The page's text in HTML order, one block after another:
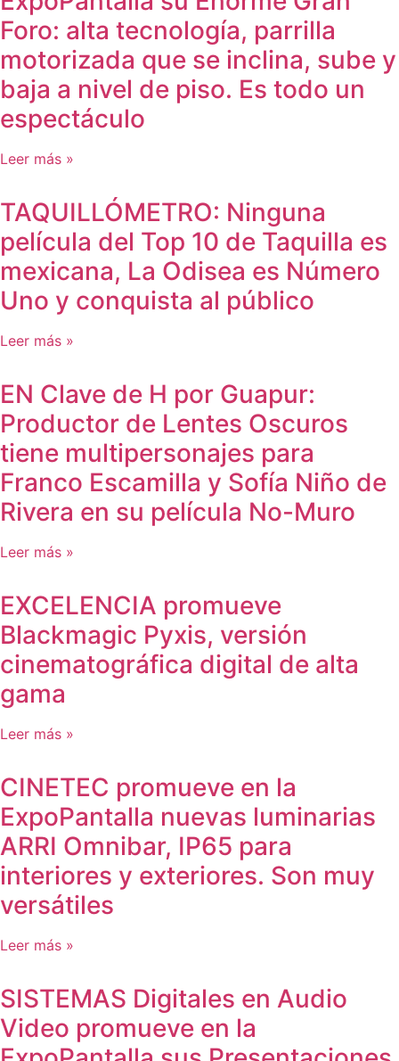
Foro: alta tecnología, parrilla
motorizada que se inclina, sube y
baja a nivel de piso. Es todo un
espectáculo
Leer más »
TAQUILLÓMETRO: Ninguna
película del Top 10 de Taquilla es
mexicana, La Odisea es Número
Uno y conquista al público
Leer más »
EN Clave de H por Guapur:
Productor de Lentes Oscuros
tiene multipersonajes para
Franco Escamilla y Sofía Niño de
Rivera en su película No-Muro
Leer más »
EXCELENCIA promueve
Blackmagic Pyxis, versión
cinematográfica digital de alta
gama
Leer más »
CINETEC promueve en la
ExpoPantalla nuevas luminarias
ARRI Omnibar, IP65 para
interiores y exteriores. Son muy
versátiles
Leer más »
SISTEMAS Digitales en Audio
Video promueve en la